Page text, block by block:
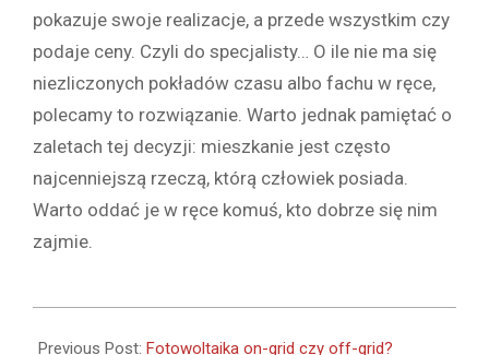
pokazuje swoje realizacje, a przede wszystkim czy
podaje ceny. Czyli do specjalisty… O ile nie ma się
niezliczonych pokładów czasu albo fachu w ręce,
polecamy to rozwiązanie. Warto jednak pamiętać o
zaletach tej decyzji: mieszkanie jest często
najcenniejszą rzeczą, którą człowiek posiada.
Warto oddać je w ręce komuś, kto dobrze się nim
zajmie.
05-
Previous Post: Fotowoltaika on-grid czy off-grid?